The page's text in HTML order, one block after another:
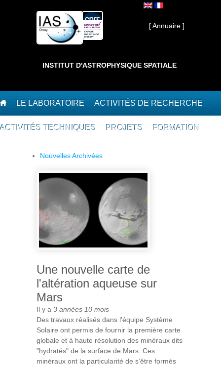
Interne ]
[ Annuaire ]
INSTITUT D'ASTROPHYSIQUE SPATIALE
LE LABORATOIRE ACTIVITÉS DE RECHERCHE
ACTIVITÉS TECHNIQUES PROJETS FORMATION
Nouvelles Archivées
Une nouvelle carte de
l'altération aqueuse sur
Mars
Il y a 3 années 10 mois
Des travaux réalisés dans l'équipe Système
Solaire ont permis de fournir la première carte
globale et à haute résolution des minéraux dits
"hydratés" de la surface de Mars. Ces
minéraux ont la particularité de s’être formés